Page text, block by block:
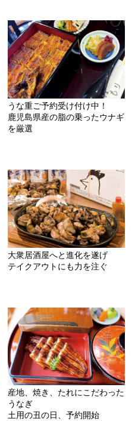
うな重ご予約受け付け中！
鹿児島県産の脂の乗ったウナギ
を厳選
大衆居酒屋へと進化を遂げ
テイクアウトにも力を注ぐ
産地、焼き、たれにこだわった
うなぎ
土用の丑の日、予約開始